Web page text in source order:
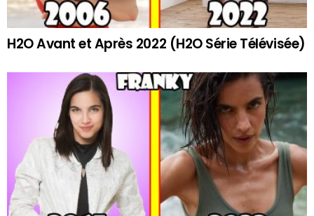
H2O Avant et Après 2022 (H2O Série Télévisée)